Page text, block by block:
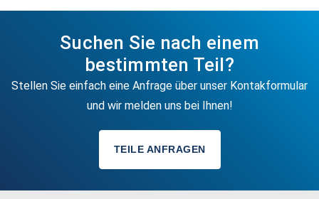
Suchen Sie nach einem
bestimmten Teil?
Stellen Sie einfach eine Anfrage über unser Kontakformular
und wir melden uns bei Ihnen!
TEILE ANFRAGEN